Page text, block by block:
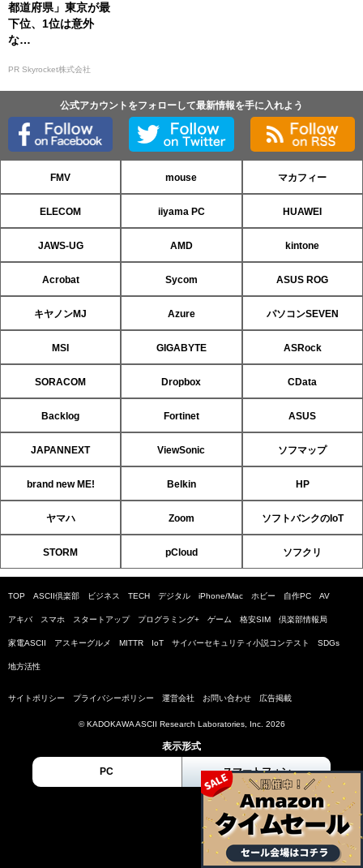
都道府県」東京が最
下位、1位は意外
な…
PR Skyrocket株式会社
公式アカウントをフォローして最新情報を手に入れよう
FMV mouse マカフィー
ELECOM iiyama PC HUAWEI
JAWS-UG AMD kintone
Acrobat Sycom ASUS ROG
キヤノンMJ Azure パソコンSEVEN
MSI GIGABYTE ASRock
SORACOM Dropbox CData
Backlog Fortinet ASUS
JAPANNEXT ViewSonic ソフマップ
brand new ME! Belkin HP
ヤマハ Zoom ソフトバンクのIoT
STORM pCloud ソフクリ
TOP ASCII倶楽部 ビジネス TECH デジタル iPhone/Mac ホビー 自作PC AV
アキバ スマホ スタートアップ プログラミング+ ゲーム 格安SIM 倶楽部情報局
家電ASCII アスキーグルメ MITTR IoT サイバーセキュリティ小説コンテスト SDGs
地方活性
サイトポリシー プライバシーポリシー 運営会社 お問い合わせ 広告掲載
© KADOKAWA ASCII Research Laboratories, Inc. 2026
表示形式
PC スマートフォン